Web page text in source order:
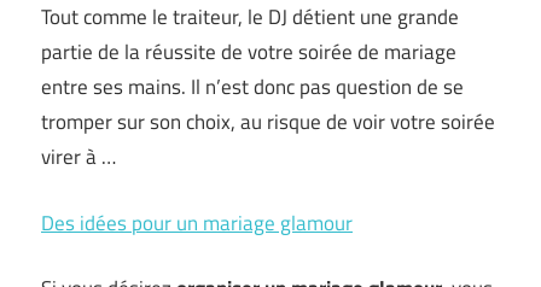
Tout comme le traiteur, le DJ détient une grande
partie de la réussite de votre soirée de mariage
entre ses mains. Il n’est donc pas question de se
tromper sur son choix, au risque de voir votre soirée
virer à …
Des idées pour un mariage glamour